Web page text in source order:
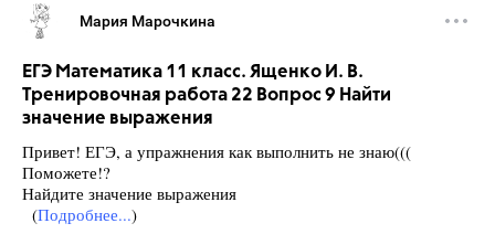
Мария Марочкина
ЕГЭ Математика 11 класс. Ященко И. В.
Тренировочная работа 22 Вопрос 9 Найти
значение выражения
Привет! ЕГЭ, а упражнения как выполнить не знаю(((
Поможете!?
Найдите значение выражения
(Подробнее...)